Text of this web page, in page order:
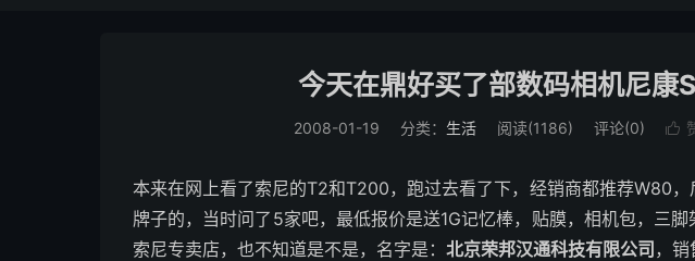
今天在鼎好买了部数码相机尼康
2008-01-19 分类： 生活 阅读(1186) 评论(0) 
本来在网上看了索尼的T2和T200，跑过去看了下，经销商都推荐W80
牌子的，当时问了5家吧，最低报价是送1G记忆棒，贴膜，相机包，三
索尼专卖店，也不知道是不是，名字是： 北京荣邦汉通科技有限公司 ，销